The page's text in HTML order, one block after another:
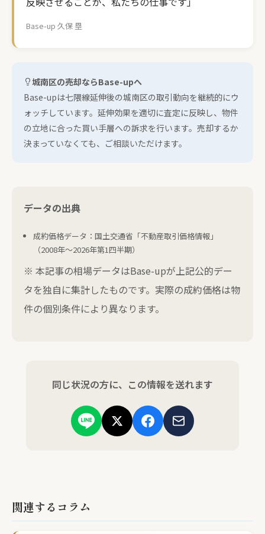
Base-up 久保 塁
城南区の売却ならBase-upへ
Base-upは七隈線延伸後の城南区の取引動向を継続的にウ
ォッチしています。延伸効果を適切に査定に反映し、物件
の立地に合った買い手層への訴求を行います。売却するか
決まっていなくても、ご相談いただけます。
データの出典
成約価格データ：国土交通省「不動産取引価格情報」
（2008年〜2026年第1四半期）
※ 本記事の相場データはBase-upが上記公的デー
タを独自に集計したものです。実際の成約価格は物
件の個別条件により異なります。
同じ状況の方に、この情報を送れます
関連するコラム